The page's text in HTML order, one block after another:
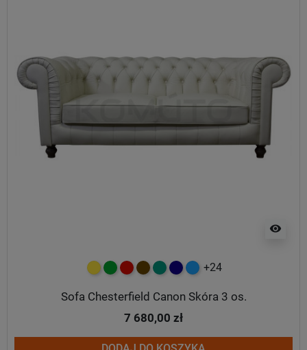
visibility
żółtyzielonyczerwony
czekoladowy
turkusowy
granatowy
niebieski
+24
Sofa Chesterfield Canon Skóra 3 os.
7 680,00 zł